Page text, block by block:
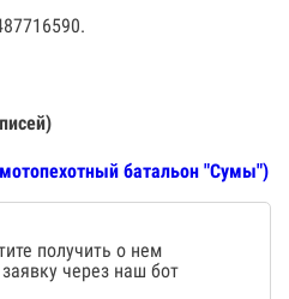
батальон "Сумы")
получить о нем
через наш бот